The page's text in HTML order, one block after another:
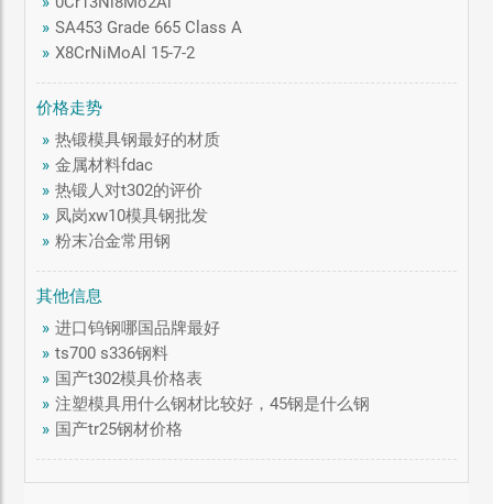
» SA453 Grade 665 Class A
» X8CrNiMoAl 15-7-2
价格走势
» 热锻模具钢最好的材质
» 金属材料fdac
» 热锻人对t302的评价
» 凤岗xw10模具钢批发
» 粉末冶金常用钢
其他信息
» 进口钨钢哪国品牌最好
» ts700 s336钢料
» 国产t302模具价格表
» 注塑模具用什么钢材比较好，45钢是什么钢
» 国产tr25钢材价格